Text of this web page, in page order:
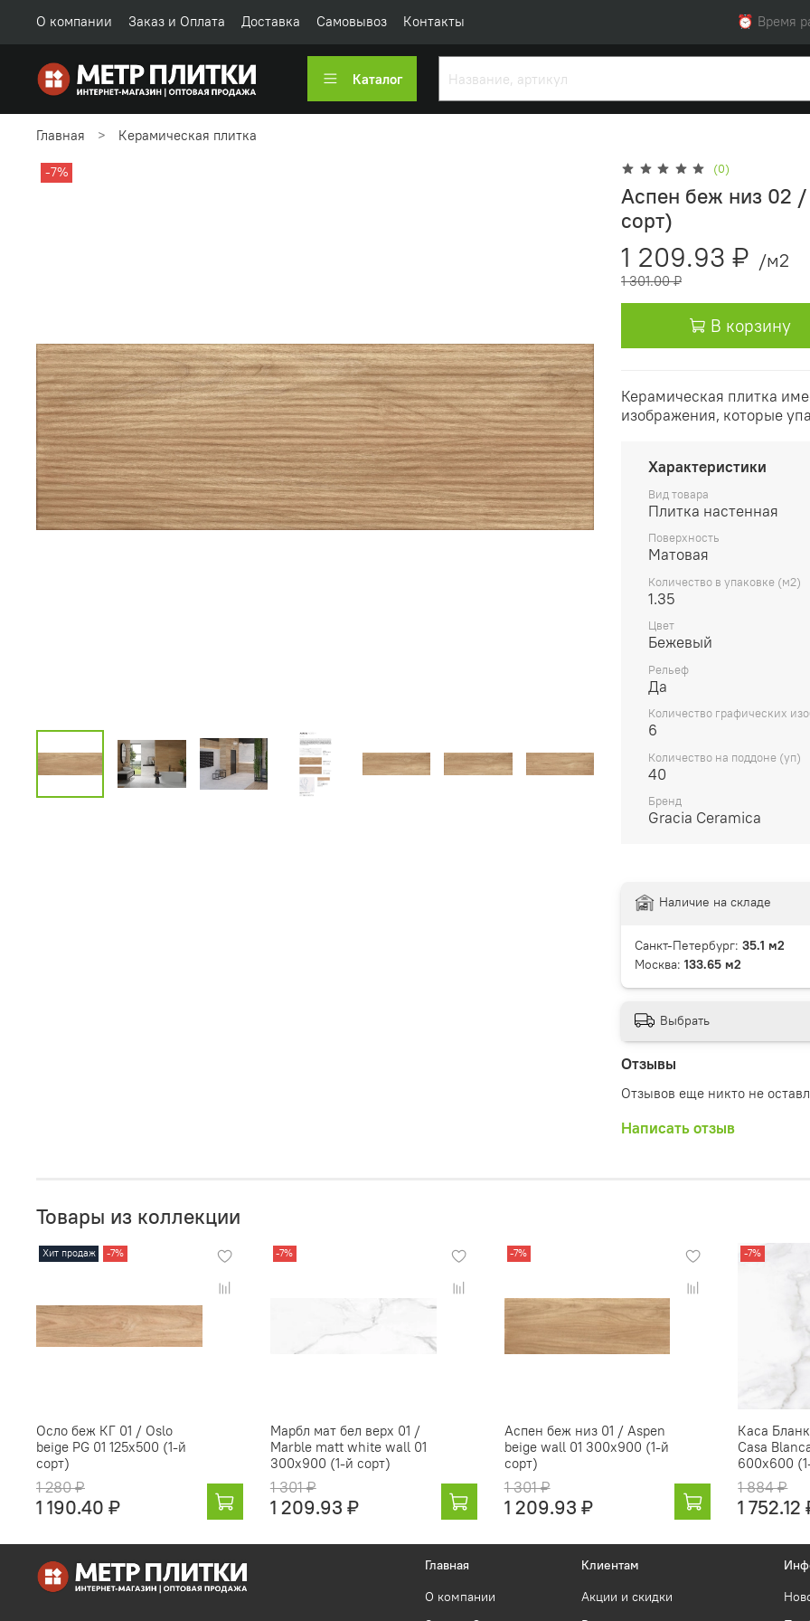
О компании Заказ и Оплата Доставка Самовывоз Контакты ⏰ Время
Каталог
Главная Керамическая плитка
-7% (0)
Аспен беж низ 02
сорт)
1 209.93 ₽ /м2
1 301.00 ₽
В корзину
Керамическая плитка
изображения, которые
Характеристики
Вид товара
Плитка настенная
Поверхность
Матовая
Количество в упаковке (м2)
1.35
Цвет
Бежевый
Рельеф
Да
Количество графических
6
Количество на поддоне (уп)
40
Бренд
Gracia Ceramica
Отзывы
Отзывов еще никто не
Написать отзыв
Наличие на складе
Санкт-Петербург: 35.1 м2
Москва: 133.65 м2
Выбрать
Товары из коллекции
Хит продаж -7%
Осло беж КГ 01 / Oslo
beige PG 01 125х500 (1-й
сорт)
1 280 ₽
1 190.40 ₽
-7%
Марбл мат бел верх 01 /
Marble matt white wall 01
300х900 (1-й сорт)
1 301 ₽
1 209.93 ₽
-7%
Аспен беж низ 01 / Aspen
beige wall 01 300х900 (1-й
сорт)
1 301 ₽
1 209.93 ₽
-7%
Каса
Casa
600х600
1 884 ₽
1 752.12
Главная
О компании
Клиентам
Акции и скидки